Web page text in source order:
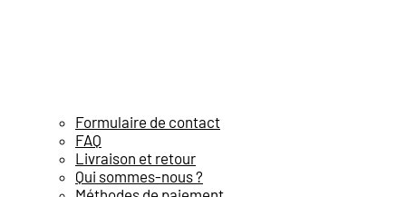
Formulaire de contact
FAQ
Livraison et retour
Qui sommes-nous ?